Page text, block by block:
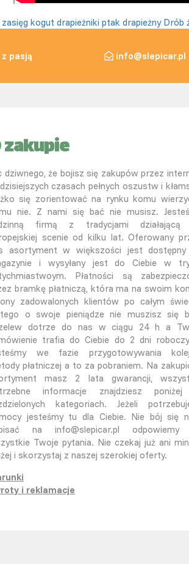
zasięg kogut drapieżniki ptak drapieżny Drób
z pasją info@slepicar.pl
zakupie
dziwnego, że bojisz się zakupów przez
czasach pełnych oszustw i
się zorientować na rynku komu
nie. Z nami się bać nie musisz.
firmą z tradycjami działającą
scenie od kilku lat. Oferowany
asortyment w większości jest dostępny
i wysyłany jest do Ciebie w
Płatności są
bramkę płatniczą, która ma na swoim
zadowalonych klientów po całym
o swoje pieniądze nie muszisz się
dotrze do nas w ciągu 24 h a
trafia do Ciebie do 2 dni
we fazie przygotowywania
płatniczej a to za pobraniem. Na
masz 2 lata gwarancji,
informacje znajdziesz
kategoriach. Jeżeli
jesteśmy tu dla Ciebie. Nie bój się
na info@slepicar.pl odpowiemy
Twoje pytania. Nie czekaj już ani
i skorzystaj z naszej szerokiej oferty.
i reklamacje